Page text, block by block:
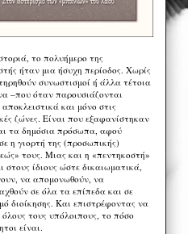
το πολυήμερο της
ήταν μια ήσυχη περίοδος. Χωρίς
συνωστισμοί ή άλλα τέτοια
–που όταν παρουσιάζονται
και μόνο στις
ζώνες. Είναι που εξαφανίστηκαν
τα δημόσια πρόσωπα, αφού
η γιορτή της (προσωπικής)
τους. Μιας και η «πεντηκοστή»
στους ίδιους ώστε δικαιωματικά,
να απομονωθούν, να
σε όλα τα επίπεδα και σε
διοίκησης. Και επιστρέφοντας να
όλους τους υπόλοιπους, το πόσο
είναι.